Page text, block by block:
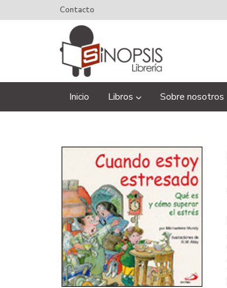
Contacto
Inicio Libros Sobre nosotros